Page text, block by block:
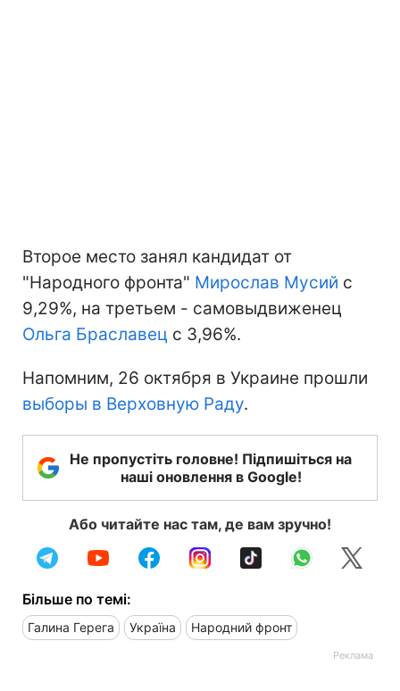
Второе место занял кандидат от
"Народного фронта" Мирослав Мусий с
9,29%, на третьем - самовыдвиженец
Ольга Браславец с 3,96%.
Напомним, 26 октября в Украине прошли
выборы в Верховную Раду.
Не пропустіть головне! Підпишіться на
наші оновлення в Google!
Або читайте нас там, де вам зручно!
Більше по темі:
Галина Герега Україна Народний фронт